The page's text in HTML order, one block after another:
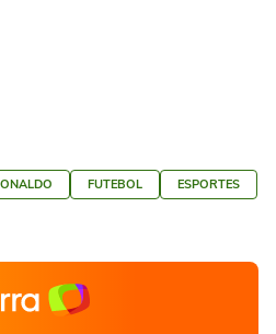
FUTEBOL
ESPORTES